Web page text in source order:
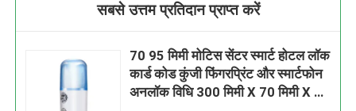
सबसे उत्तम प्रतिदान प्राप्त करें
70 95 मिमी मोटिस सेंटर स्मार्ट होटल लॉक
कार्ड कोड कुंजी फिंगरप्रिंट और स्मार्टफोन
अनलॉक विधि 300 मिमी X 70 मिमी X 35